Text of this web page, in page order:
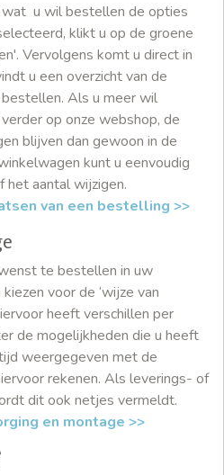
u wil bestellen de opties
klikt u op de groene
Vervolgens komt u direct in
u een overzicht van de
Als u meer wil
op onze webshop, de
blijven dan gewoon in de
kunt u eenvoudig
het aantal wijzigen.
van een bestelling >>
te bestellen in uw
voor de ‘wijze van
heeft verschillen per
de mogelijkheden die u heeft
weergegeven met de
rekenen. Als leverings- of
dit ook netjes vermeldt.
en montage >>